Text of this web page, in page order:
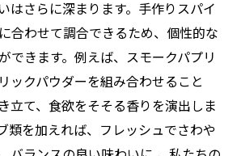
はさらに深まります。手作りスパイ
合わせて調合できるため、個性的な
できます。例えば、スモークパプリ
ックパウダーを組み合わせること
立て、食欲をそそる香りを演出しま
類を加えれば、フレッシュでさわや